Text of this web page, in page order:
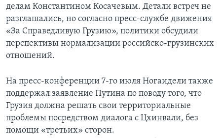
делам Константином Косачевым. Детали встреч не
разглашались, но согласно пресс-службе движения
«За Справедливую Грузию», политики обсудили
перспективы нормализации российско-грузинских
отношений.
На пресс-конференции 7-го июля Ногаидели также
поддержал заявление Путина по поводу того, что
Грузия должна решать свои территориальные
проблемы посредством диалога с Цхинвали, без
помощи «третьих» сторон.